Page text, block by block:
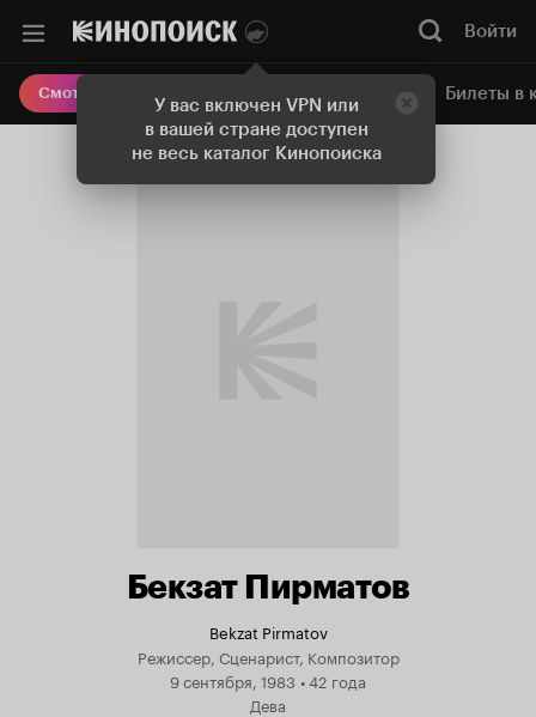
У вас включен VPN или
в вашей стране доступен
не весь каталог Кинопоиска
Войти
Смотреть кино Онлайн-кинотеатр Билеты в
Бекзат Пирматов
Bekzat Pirmatov
Режиссер, Сценарист, Композитор
9 сентября, 1983 •42 года
Дева